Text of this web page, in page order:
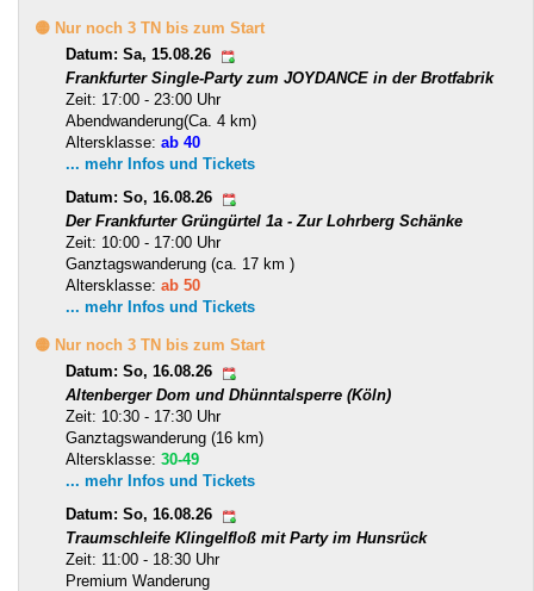
🟡 Nur noch 3 TN bis zum Start
Datum: Sa, 15.08.26
Frankfurter Single-Party zum JOYDANCE in der Brotfabrik
Zeit: 17:00 - 23:00 Uhr
Abendwanderung(Ca. 4 km)
Altersklasse: ab 40
... mehr Infos und Tickets
Datum: So, 16.08.26
Der Frankfurter Grüngürtel 1a - Zur Lohrberg Schänke
Zeit: 10:00 - 17:00 Uhr
Ganztagswanderung (ca. 17 km )
Altersklasse: ab 50
... mehr Infos und Tickets
🟡 Nur noch 3 TN bis zum Start
Datum: So, 16.08.26
Altenberger Dom und Dhünntalsperre (Köln)
Zeit: 10:30 - 17:30 Uhr
Ganztagswanderung (16 km)
Altersklasse: 30-49
... mehr Infos und Tickets
Datum: So, 16.08.26
Traumschleife Klingelfloß mit Party im Hunsrück
Zeit: 11:00 - 18:30 Uhr
Premium Wanderung